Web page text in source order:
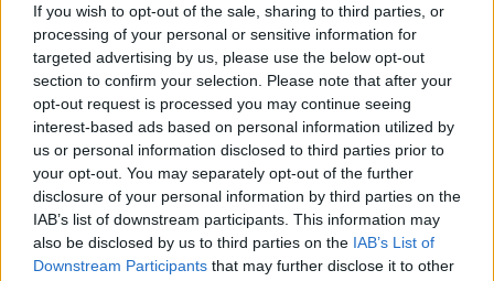
If you wish to opt-out of the sale, sharing to third parties, or
processing of your personal or sensitive information for
targeted advertising by us, please use the below opt-out
section to confirm your selection. Please note that after your
opt-out request is processed you may continue seeing
interest-based ads based on personal information utilized by
us or personal information disclosed to third parties prior to
your opt-out. You may separately opt-out of the further
disclosure of your personal information by third parties on the
IAB’s list of downstream participants. This information may
also be disclosed by us to third parties on the IAB’s List of
Downstream Participants that may further disclose it to other
FIRENZE —E' la sindaca di PoggibonsiSusanna Cenni
presidente di Anci Toscana. Cenni è stata eletta ieri nel corso
dell'assemblea congressuale dell'Associazione dei Comuni, svoltasi
nel salone dei Cinquecento a Palazzo Vecchio a Firenze.
Suo vice è il sindaco di Piombino Francesco Ferrari . Confermato
nel ruolo di direttoreSimone Gheri.